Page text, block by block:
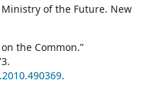
Ministry of the Future. New
the Common.”
.